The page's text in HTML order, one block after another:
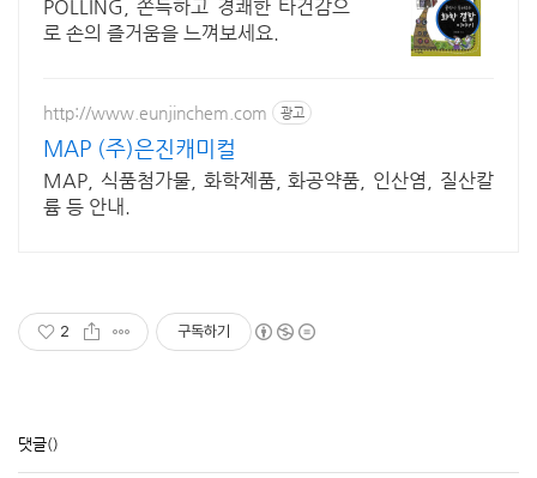
POLLING, 쫀득하고 경쾌한 타건감으
로 손의 즐거움을 느껴보세요.
http://www.eunjinchem.com 광고
MAP (주)은진캐미컬
MAP, 식품첨가물, 화학제품, 화공약품, 인산염, 질산칼
륨 등 안내.
2 구독하기
댓글()